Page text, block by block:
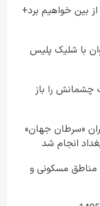
از بین خواهیم برد+
با شلیک پلیس
چشمانش را باز
«سرطان جهان»
انجام شد
مناطق مسکونی و